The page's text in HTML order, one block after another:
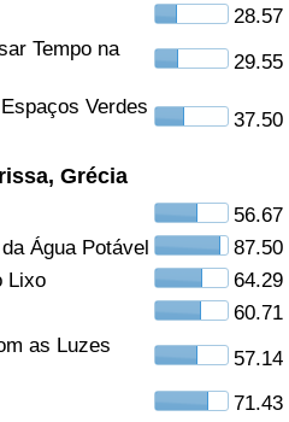
28.57
Tempo na
29.55
Verdes
37.50
Grécia
56.67
Água Potável
87.50
Lixo
64.29
60.71
as Luzes
57.14
71.43